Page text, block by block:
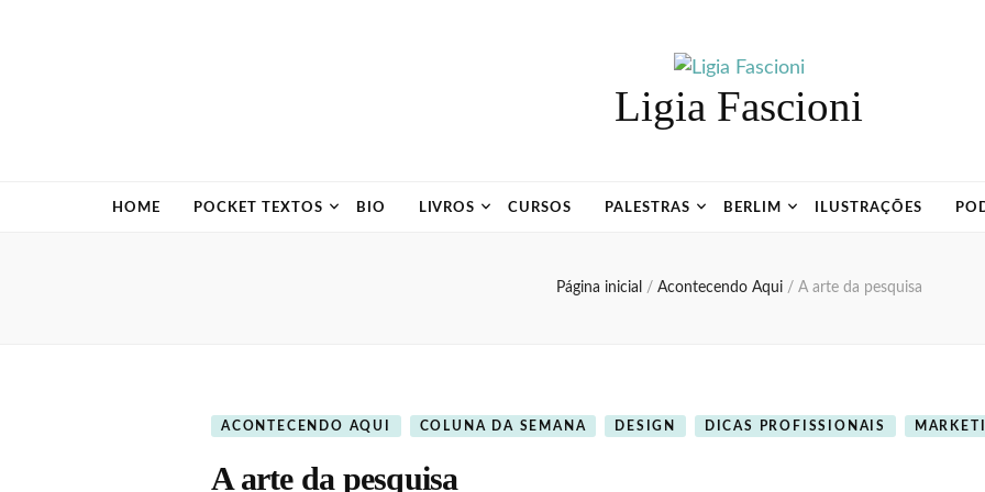
Ligia Fascioni
HOME POCKET TEXTOS BIO LIVROS CURSOS PALESTRAS BERLIM ILUSTRAÇÕES
Página inicial / Acontecendo Aqui / A arte da pesquisa
ACONTECENDO AQUI COLUNA DA SEMANA DESIGN DICAS PROFISSIONAIS
A arte da pesquisa